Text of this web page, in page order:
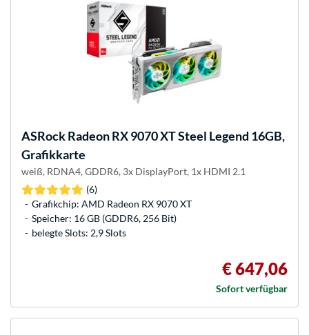
ASRockRadeon RX 9070 XT Steel Legend 16GB,
Grafikkarte
weiß, RDNA4, GDDR6, 3x DisplayPort, 1x HDMI 2.1
(6)
Grafikchip: AMD Radeon RX 9070 XT
Speicher: 16 GB (GDDR6, 256 Bit)
belegte Slots: 2,9 Slots
€ 647,06
Sofort verfügbar